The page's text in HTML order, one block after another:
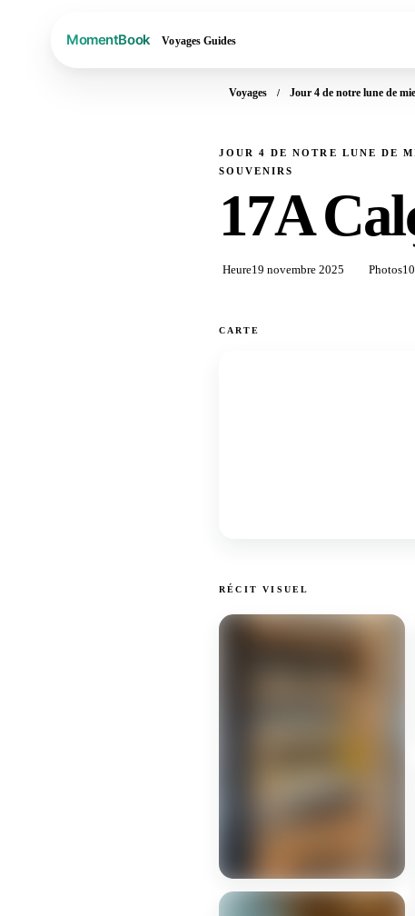
Voyages Guides
Voyages Jour 4 de notre lune de
JOUR 4 DE NOTRE LUNE DE
SOUVENIRS
17A
Heure19 novembre 2025 Photos10
CARTE
RÉCIT VISUEL